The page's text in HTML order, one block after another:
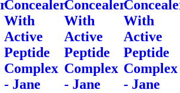
Concealer
With
Active
Peptide
Complex
- Jane
Concealer
With
Active
Peptide
Complex
- Jane
With
Active
Peptide
Complex
- Jane